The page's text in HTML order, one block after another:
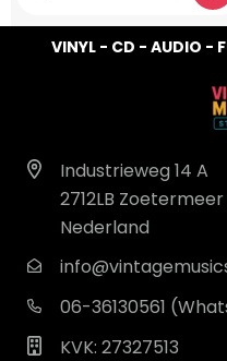
VINYL - CD - AUDIO -
Industrieweg 14 A
2712LB Zoetermeer
Nederland
06-36130561
KVK: 27327513